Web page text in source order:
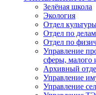
Зелёная школа
Экология
Отдел
Отдел по
Отдел по
Управление
сферы, малого
Архивный
Управление
Управление